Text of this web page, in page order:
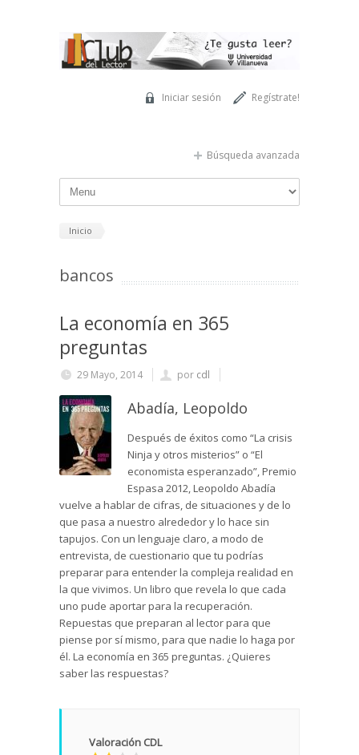
Regístrate!
Iniciar sesión
Búsqueda avanzada
Inicio
bancos
La economía en 365
preguntas
29 Mayo, 2014 por cdl
Abadía, Leopoldo
Después de éxitos como “La crisis
Ninja y otros misterios” o “El
economista esperanzado”, Premio
Espasa 2012, Leopoldo Abadía
vuelve a hablar de cifras, de situaciones y de lo
que pasa a nuestro alrededor y lo hace sin
tapujos. Con un lenguaje claro, a modo de
entrevista, de cuestionario que tu podrías
preparar para entender la compleja realidad en
la que vivimos. Un libro que revela lo que cada
uno pude aportar para la recuperación.
Repuestas que preparan al lector para que
piense por sí mismo, para que nadie lo haga por
él. La economía en 365 preguntas. ¿Quieres
saber las respuestas?
Valoración CDL